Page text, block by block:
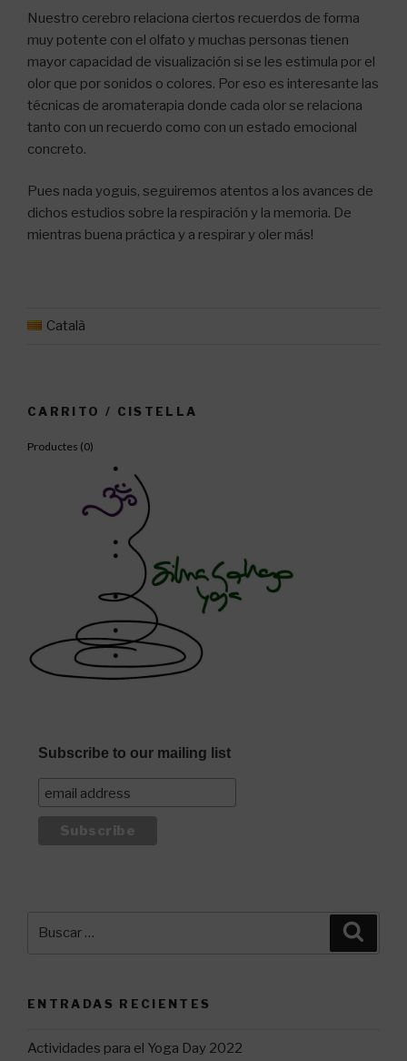
Nuestro cerebro relaciona ciertos recuerdos de forma
muy potente con el olfato y muchas personas tienen
mayor capacidad de visualización si se les estimula por el
olor que por sonidos o colores. Por eso es interesante las
técnicas de aromaterapia donde cada olor se relaciona
tanto con un recuerdo como con un estado emocional
concreto.
Pues nada yoguis, seguiremos atentos a los avances de
dichos estudios sobre la respiración y la memoria. De
mientras buena práctica y a respirar y oler más!
Català
CARRITO / CISTELLA
Productes (0)
Subscribe to our mailing list
ENTRADAS RECIENTES
Actividades para el Yoga Day 2022